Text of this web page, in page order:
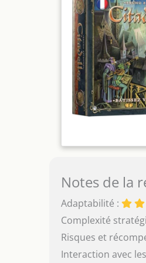
Notes de la
Adaptabilité :
Complexité
Risques et
Interaction avec